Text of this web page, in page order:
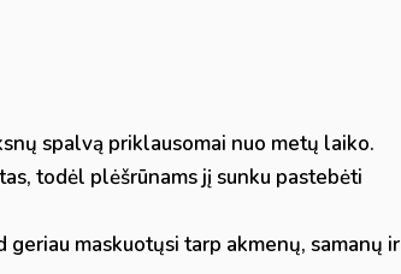
spalvą priklausomai nuo metų laiko.
todėl plėšrūnams jį sunku pastebėti
maskuotųsi tarp akmenų, samanų ir